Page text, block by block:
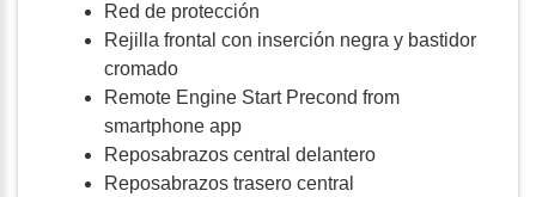
Red de protección
Rejilla frontal con inserción negra y bastidor
cromado
Remote Engine Start Precond from
smartphone app
Reposabrazos central delantero
Reposabrazos trasero central